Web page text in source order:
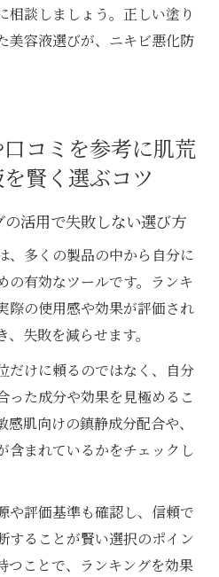
相談しましょう。正しい塗り
美容液選びが、ニキビ悪化防
コミを参考に肌荒
賢く選ぶコツ
活用で失敗しない選び方
、多くの製品の中から自分に
の有効なツールです。ランキ
際の使用感や効果が評価され
失敗を減らせます。
だけに頼るのではなく、自分
った成分や効果を見極めるこ
肌向けの鎮静成分配合や、
含まれているかをチェックし
や評価基準も確認し、信頼で
することが賢い選択のポイン
つことで、ランキングを効果